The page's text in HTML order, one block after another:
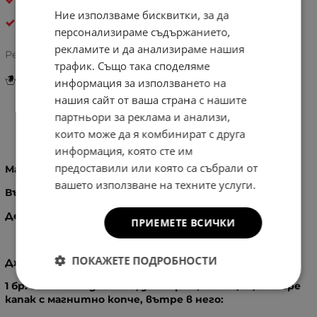
Инструкции за грижа и поддръжка
Pelletteria Italia
Рейтинг: 5.0/5 на базата на1 оценка
Информация
Материал:100% - Естествена кожа
Вътрешност:100% памук
Детайли:
Златисти орнаменти, метални ципове
Джобове:
1 бр. голямо отделение, затварящо се с цип, отгоре
капак с магнитно копче, вътре в него:
Ние използваме бисквитки, за да
персонализираме съдържанието,
рекламите и да анализираме нашия
трафик. Също така споделяме
информация за използването на
нашия сайт от ваша страна с нашите
партньори за реклама и анализи,
които може да я комбинират с друга
информация, която сте им
предоставили или която са събрали от
вашето използване на техните услуги.
ПРИЕМЕТЕ ВСИЧКИ
ПОКАЖЕТЕ ПОДРОБНОСТИ